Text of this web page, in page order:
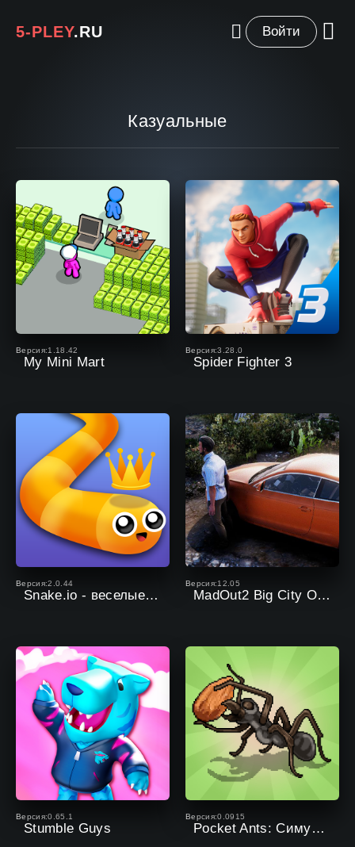
5-PLEY.RU Войти
Казуальные
Версия:1.18.42
My Mini Mart
Версия:3.28.0
Spider Fighter 3
Версия:2.0.44
Snake.io - веселые батл-игры
Версия:12.05
MadOut2 Big City Online
Версия:0.65.1
Stumble Guys
Версия:0.0915
Pocket Ants: Симулятор Колонии